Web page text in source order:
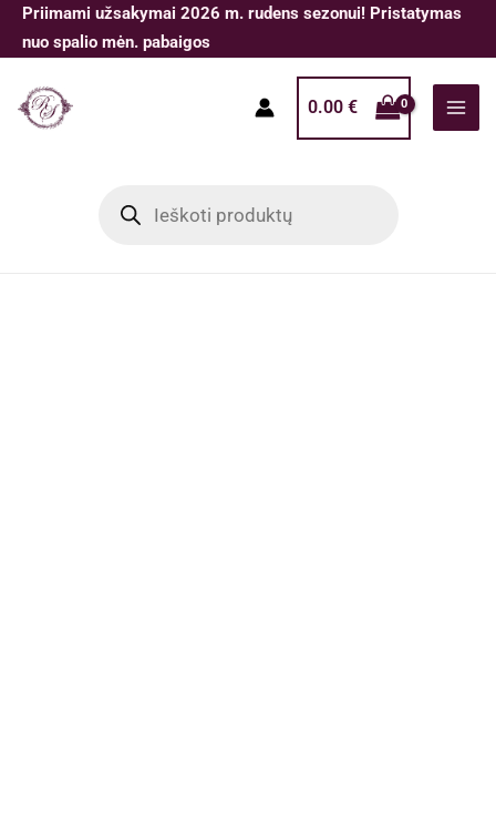
Pereiti
prie
Priimami užsakymai 2026 m. rudens sezonui! Pristatymas
nuo spalio mėn. pabaigos
0.00 €
search